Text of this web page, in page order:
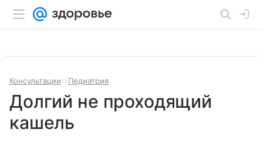
Консультации Педиатрия
Долгий не проходящий
кашель